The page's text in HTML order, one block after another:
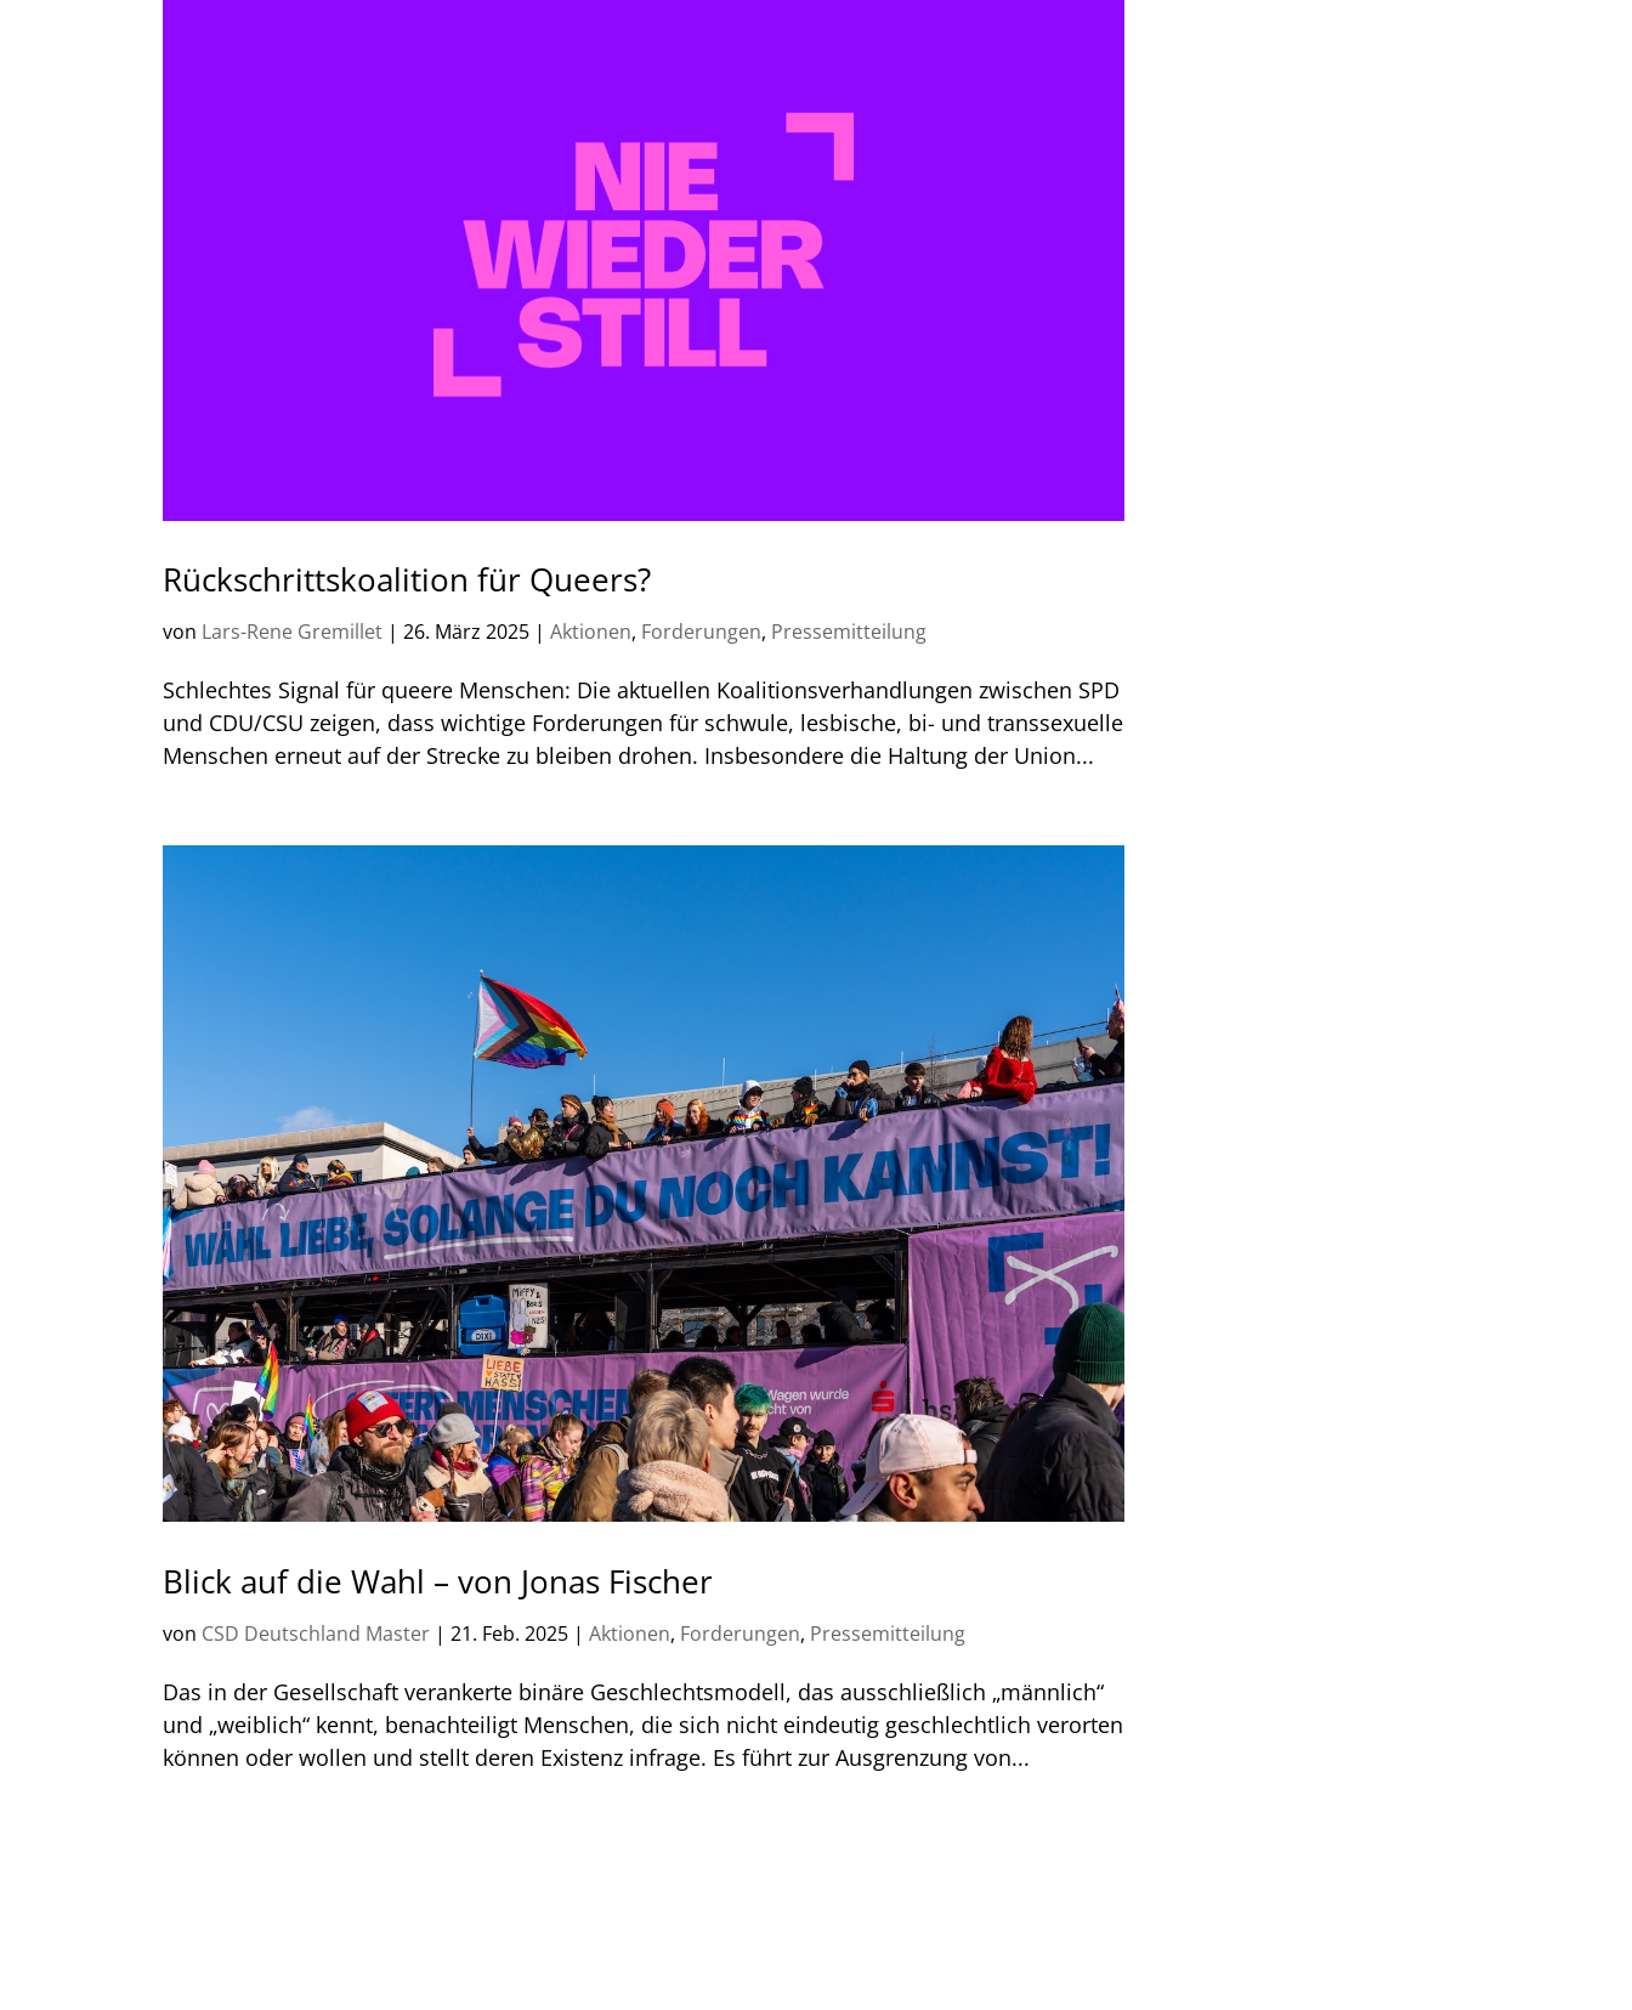
Rückschrittskoalition für Queers?
von Lars-Rene Gremillet |26. März 2025 |Aktionen, Forderungen, Pressemitteilung
Schlechtes Signal für queere Menschen: Die aktuellen Koalitionsverhandlungen zwischen SPD
und CDU/CSU zeigen, dass wichtige Forderungen für schwule, lesbische, bi- und transsexuelle
Menschen erneut auf der Strecke zu bleiben drohen. Insbesondere die Haltung der Union...
Blick auf die Wahl – von Jonas Fischer
von CSD Deutschland Master |21. Feb. 2025 |Aktionen, Forderungen, Pressemitteilung
Das in der Gesellschaft verankerte binäre Geschlechtsmodell, das ausschließlich „männlich“
und „weiblich“ kennt, benachteiligt Menschen, die sich nicht eindeutig geschlechtlich verorten
können oder wollen und stellt deren Existenz infrage. Es führt zur Ausgrenzung von...